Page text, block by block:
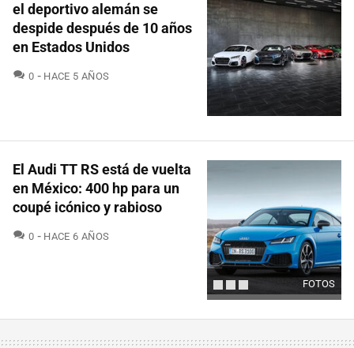
el deportivo alemán se
despide después de 10 años
en Estados Unidos
0 COMENTARIOS
HACE 5 AÑOS
FOTOS
El Audi TT RS está de vuelta
en México: 400 hp para un
coupé icónico y rabioso
0 COMENTARIOS
HACE 6 AÑOS